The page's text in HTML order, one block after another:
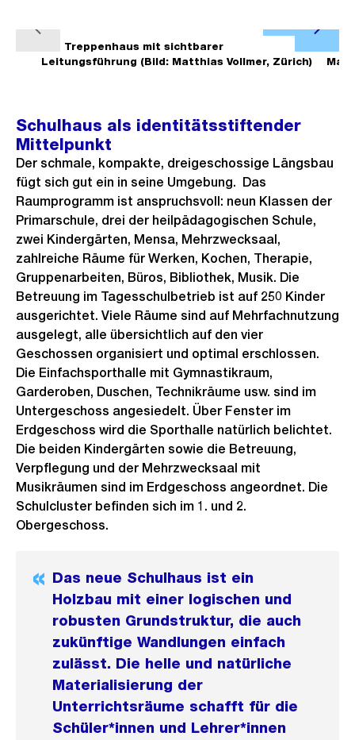
o
e
r
i
g
e
s
ä
e
f
B
d
i
G
r
o
s
n
i
c
t
Treppenhaus mit sichtbarer
Leitungsführung (Bild: Matthias Vollmer, Zürich)
Schulhaus als identitätsstiftender
Mittelpunkt
Der schmale, kompakte, dreigeschossige Längsbau
fügt sich gut ein in seine Umgebung. Das
Raumprogramm ist anspruchsvoll: neun Klassen der
Primarschule, drei der heilpädagogischen Schule,
zwei Kindergärten, Mensa, Mehrzwecksaal,
zahlreiche Räume für Werken, Kochen, Therapie,
Gruppenarbeiten, Büros, Bibliothek, Musik. Die
Betreuung im Tagesschulbetrieb ist auf 250 Kinder
ausgerichtet. Viele Räume sind auf Mehrfachnutzung
ausgelegt, alle übersichtlich auf den vier
Geschossen organisiert und optimal erschlossen.
Die Einfachsporthalle mit Gymnastikraum,
Garderoben, Duschen, Technikräume usw. sind im
Untergeschoss angesiedelt. Über Fenster im
Erdgeschoss wird die Sporthalle natürlich belichtet.
Die beiden Kindergärten sowie die Betreuung,
Verpflegung und der Mehrzwecksaal mit
Musikräumen sind im Erdgeschoss angeordnet. Die
Schulcluster befinden sich im 1. und 2.
Obergeschoss.
Das neue Schulhaus ist ein
Holzbau mit einer logischen und
robusten Grundstruktur, die auch
zukünftige Wandlungen einfach
zulässt. Die helle und natürliche
Materialisierung der
Unterrichtsräume schafft für die
Schüler*innen und Lehrer*innen